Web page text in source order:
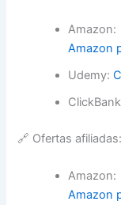
Amazon:
Amazon
Udemy:
🔗 Ofertas afiliadas:
Amazon:
Amazon